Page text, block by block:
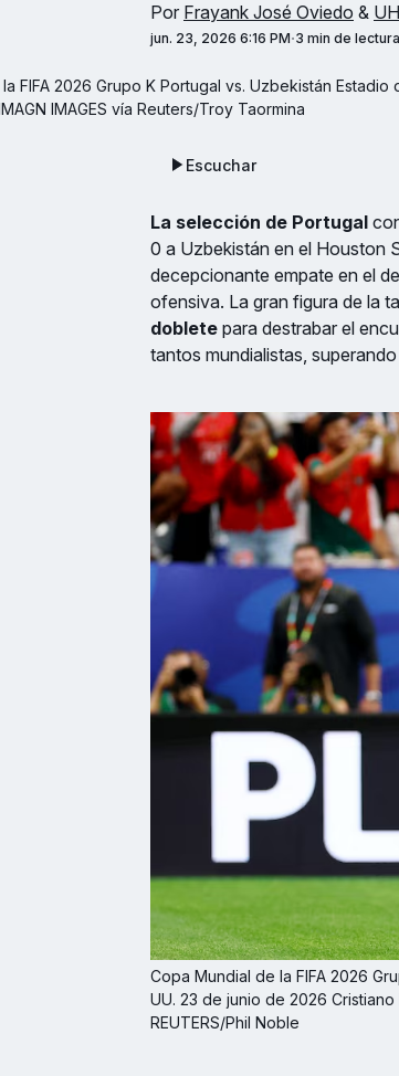
Por Frayank José Oviedo &
jun. 23, 2026 6:16 PM 3 min de lectura
FIFA 2026 Grupo K Portugal vs. Uzbekistán
IMAGES vía Reuters/Troy Taormina
Escuchar
La selección de Portugal
0 a Uzbekistán en el Houston
decepcionante empate en el
ofensiva. La gran figura de la
doblete para destrabar el
tantos mundialistas,
Copa Mundial de la FIFA 2026
UU. 23 de junio de 2026
REUTERS/Phil Noble